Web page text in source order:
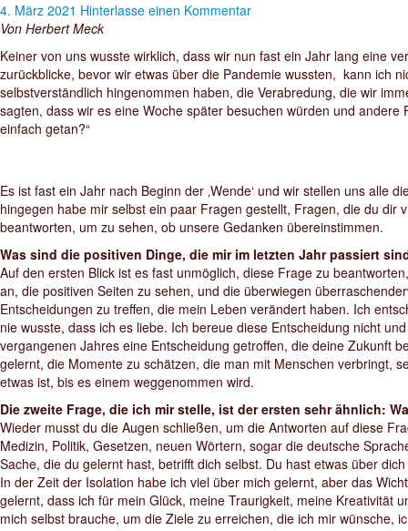
4. März 2021 Hinterlasse einen Kommentar
Von Herbert Meck
Keiner von uns wusste wirklich, dass wir nun fast ein Jahr lang eine
zurückblicke, bevor wir etwas über die Pandemie wussten, kann ich
selbstverständlich hingenommen haben, die Verabredung, die wir
sagten, dass wir es eine Woche später besuchen würden und
einfach getan?“
Es ist fast ein Jahr nach Beginn der ‚Wende‘ und wir stellen uns alle
hingegen habe mir selbst ein paar Fragen gestellt, Fragen, die du
beantworten, um zu sehen, ob unsere Gedanken übereinstimmen.
Was sind die positiven Dinge, die mir im letzten Jahr passiert
Auf den ersten Blick ist es fast unmöglich, diese Frage zu
an, die positiven Seiten zu sehen, und die überwiegen
Entscheidungen zu treffen, die mein Leben verändert haben. Ich
nie wusste, dass ich es liebe. Ich bereue diese Entscheidung nicht
vergangenen Jahres eine Entscheidung getroffen, die deine Zukunft
gelernt, die Momente zu schätzen, die man mit Menschen verbringt,
etwas ist, bis es einem weggenommen wird.
Die zweite Frage, die ich mir stelle, ist der ersten sehr ähnlich:
Wieder musst du die Augen schließen, um die Antworten auf diese
Medizin, Politik, Gesetzen, neuen Wörtern, sogar die deutsche
Sache, die du gelernt hast, betrifft dich selbst. Du hast etwas über
In der Zeit der Isolation habe ich viel über mich gelernt, aber das
gelernt, dass ich für mein Glück, meine Traurigkeit, meine Kreativität
mich selbst brauche, um die Ziele zu erreichen, die ich mir wünsche,